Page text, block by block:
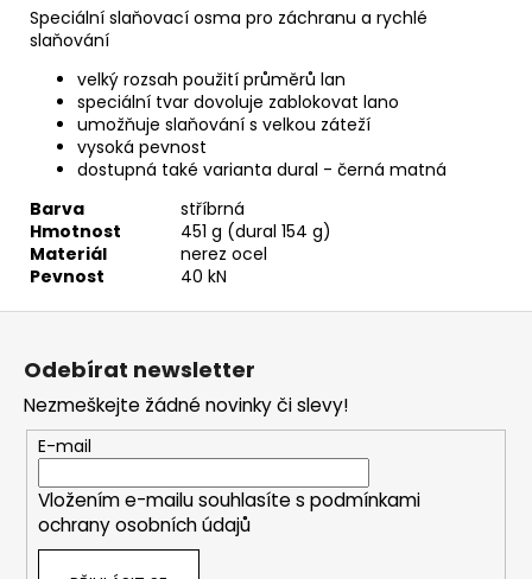
Speciální slaňovací osma pro záchranu a rychlé
slaňování
velký rozsah použití průměrů lan
speciální tvar dovoluje zablokovat lano
umožňuje slaňování s velkou záteží
vysoká pevnost
dostupná také varianta dural - černá matná
Barva
stříbrná
Hmotnost
451 g (dural 154 g)
Materiál
nerez ocel
Pevnost
40 kN
Z
Odebírat newsletter
Nezmeškejte žádné novinky či slevy!
E-mail
Vložením e-mailu souhlasíte s podmínkami
ochrany osobních údajů